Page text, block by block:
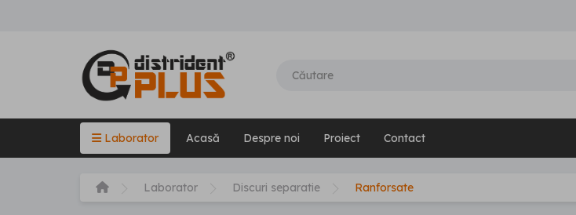
Laborator Acasă Despre noi Proiect Contact
Laborator Discuri separatie Ranforsate